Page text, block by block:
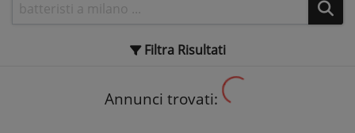
Filtra Risultati
Annunci trovati: